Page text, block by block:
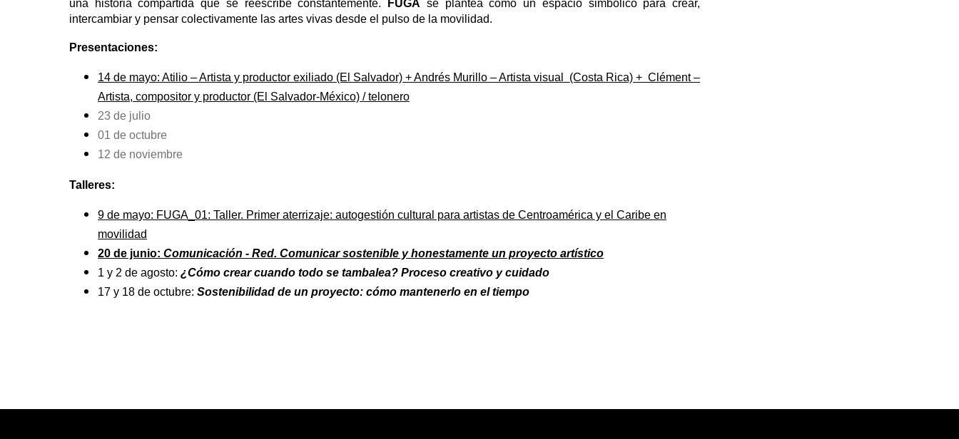
una historia compartida que se reescribe constantemente.
FUGA se plantea como un espacio simbólico para crear,
intercambiar y pensar colectivamente las artes vivas desde el pulso de la movilidad.
Presentaciones:
14 de mayo: Atilio – Artista y productor exiliado (El Salvador) + Andrés Murillo – Artista visual (Costa Rica) + Clément –
Artista, compositor y productor (El Salvador-México) / telonero
23 de julio
01 de octubre
12 de noviembre
Talleres:
9 de mayo: FUGA_01: Taller. Primer aterrizaje: autogestión cultural para artistas de Centroamérica y el Caribe en
movilidad
20 de junio: Comunicación - Red. Comunicar sostenible y honestamente un proyecto artístico
1 y 2 de agosto: ¿Cómo crear cuando todo se tambalea? Proceso creativo y cuidado
17 y 18 de octubre: Sostenibilidad de un proyecto: cómo mantenerlo en el tiempo